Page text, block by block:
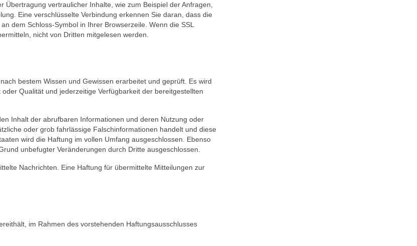
vertraulicher Inhalte, wie zum Beispiel der Anfragen,
Eine verschlüsselte Verbindung erkennen Sie daran, dass die
dem Schloss-Symbol in Ihrer Browserzeile. Wenn die SSL
nicht von Dritten mitgelesen werden.
bestem Wissen und Gewissen erarbeitet und geprüft. Es wird
Qualität und jederzeitige Verfügbarkeit der bereitgestellten
Inhalt der abrufbaren Informationen und deren Nutzung oder
oder grob fahrlässige Falschinformationen handelt und diese
wird die Haftung im vollen Umfang ausgeschlossen. Ebenso
unbefugter Veränderungen durch Dritte ausgeschlossen.
Nachrichten. Eine Haftung für übermittelte Mitteilungen zur
im Rahmen des vorstehenden Haftungsausschlusses